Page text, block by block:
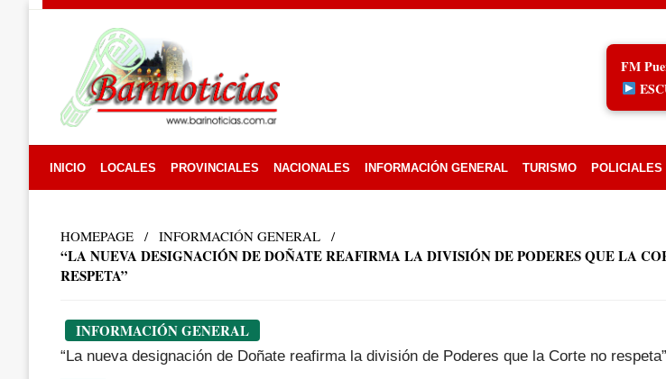
FM
INICIO LOCALES PROVINCIALES NACIONALES INFORMACIÓN GENERAL TURISMO POLICIALES
HOMEPAGE INFORMACIÓN GENERAL
“LA NUEVA DESIGNACIÓN DE DOÑATE REAFIRMA LA DIVISIÓN DE PODERES QUE LA
RESPETA”
INFORMACIÓN GENERAL
“La nueva designación de Doñate reafirma la división de Poderes que la Corte no respeta”